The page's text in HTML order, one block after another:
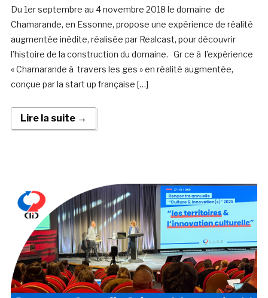
Du 1er septembre au 4 novembre 2018 le domaine de
Chamarande, en Essonne, propose une expérience de réalité
augmentée inédite, réalisée par Realcast, pour découvrir
l’histoire de la construction du domaine. Gr ce à l’expérience
« Chamarande à travers les ges » en réalité augmentée,
conçue par la start up française […]
Lire la suite →